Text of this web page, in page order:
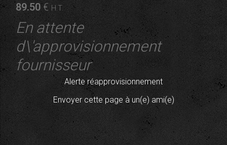
89.50€ H.T.
En attente
d\'approvisionnement
fournisseur
Alerte réapprovisionnement
Envoyer cette page à un(e) ami(e)